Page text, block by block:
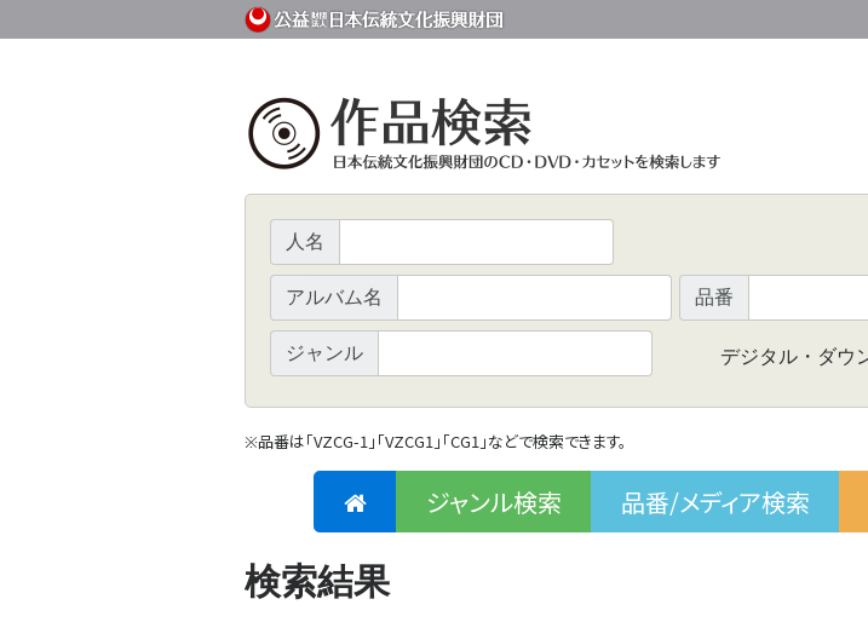
人名
アルバム名 品番
ジャンル デジタル・ダウ
※品番は「VZCG-1」「VZCG1」「CG1」などで検索できます。
ジャンル検索 品番/メディア検索
検索結果